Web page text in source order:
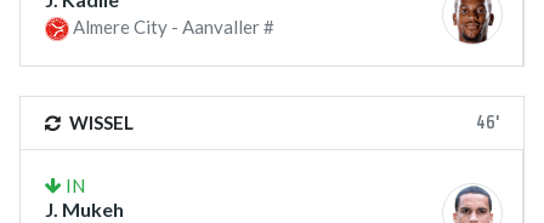
Almere City - Aanvaller #
WISSEL 46'
IN
J. Mukeh